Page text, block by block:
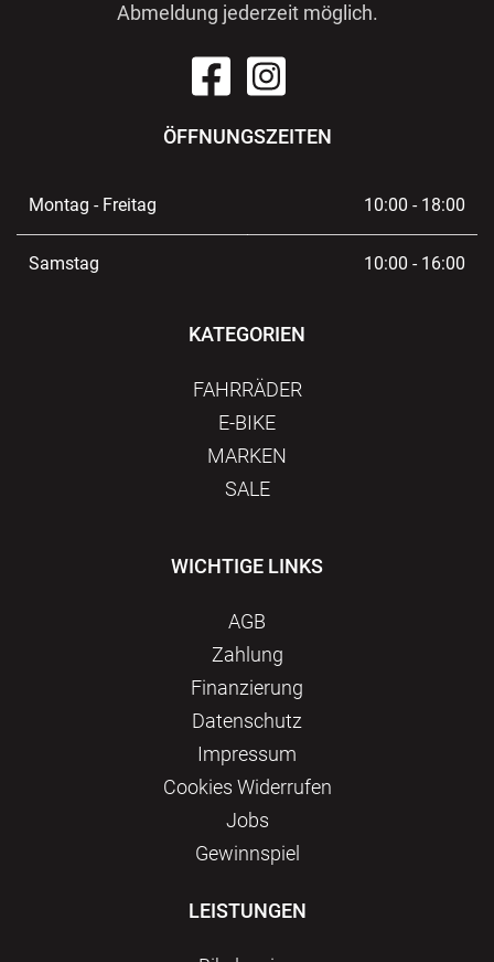
Abmeldung jederzeit möglich.
ÖFFNUNGSZEITEN
Montag - Freitag 10:00 - 18:00
Samstag 10:00 - 16:00
KATEGORIEN
FAHRRÄDER
E-BIKE
MARKEN
SALE
WICHTIGE LINKS
AGB
Zahlung
Finanzierung
Datenschutz
Impressum
Сookies Widerrufen
Jobs
Gewinnspiel
LEISTUNGEN